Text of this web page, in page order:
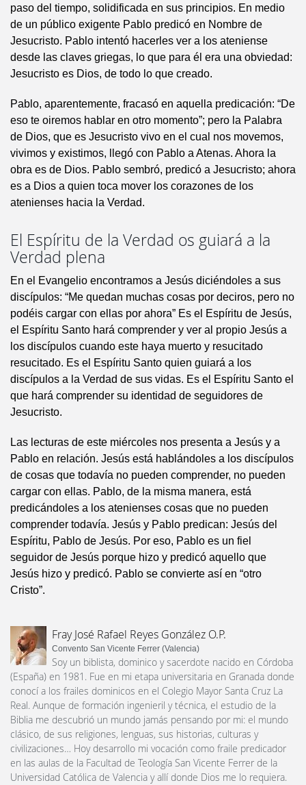
paso del tiempo, solidificada en sus principios. En medio
de un público exigente Pablo predicó en Nombre de
Jesucristo. Pablo intentó hacerles ver a los ateniense
desde las claves griegas, lo que para él era una obviedad:
Jesucristo es Dios, de todo lo que creado.
Pablo, aparentemente, fracasó en aquella predicación: “De
eso te oiremos hablar en otro momento”; pero la Palabra
de Dios, que es Jesucristo vivo en el cual nos movemos,
vivimos y existimos, llegó con Pablo a Atenas. Ahora la
obra es de Dios. Pablo sembró, predicó a Jesucristo; ahora
es a Dios a quien toca mover los corazones de los
atenienses hacia la Verdad.
El Espíritu de la Verdad os guiará a la
Verdad plena
En el Evangelio encontramos a Jesús diciéndoles a sus
discípulos: “Me quedan muchas cosas por deciros, pero no
podéis cargar con ellas por ahora” Es el Espíritu de Jesús,
el Espíritu Santo hará comprender y ver al propio Jesús a
los discípulos cuando este haya muerto y resucitado
resucitado. Es el Espíritu Santo quien guiará a los
discípulos a la Verdad de sus vidas. Es el Espíritu Santo el
que hará comprender su identidad de seguidores de
Jesucristo.
Las lecturas de este miércoles nos presenta a Jesús y a
Pablo en relación. Jesús está hablándoles a los discípulos
de cosas que todavía no pueden comprender, no pueden
cargar con ellas. Pablo, de la misma manera, está
predicándoles a los atenienses cosas que no pueden
comprender todavía. Jesús y Pablo predican: Jesús del
Espíritu, Pablo de Jesús. Por eso, Pablo es un fiel
seguidor de Jesús porque hizo y predicó aquello que
Jesús hizo y predicó. Pablo se convierte así en “otro
Cristo”.
Fray José Rafael Reyes González O.P.
Convento San Vicente Ferrer (Valencia)
Soy un biblista, dominico y sacerdote nacido en Córdoba
(España) en 1981. Fue en mi etapa universitaria en Granada donde
conocí a los frailes dominicos en el Colegio Mayor Santa Cruz La
Real. Aunque de formación ingenieril y técnica, el estudio de la
Biblia me descubrió un mundo jamás pensando por mi: el mundo
clásico, de sus religiones, lenguas, sus historias, culturas y
civilizaciones… Hoy desarrollo mi vocación como fraile predicador
en las aulas de la Facultad de Teología San Vicente Ferrer de la
Universidad Católica de Valencia y allí donde Dios me lo requiera.